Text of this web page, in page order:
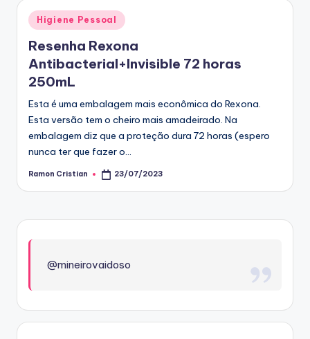
Posted
in
Higiene Pessoal
Resenha Rexona
Antibacterial+Invisible 72 horas
250mL
Esta é uma embalagem mais econômica do Rexona.
Esta versão tem o cheiro mais amadeirado. Na
embalagem diz que a proteção dura 72 horas (espero
nunca ter que fazer o…
Posted
Ramon Cristian 23/07/2023
@mineirovaidoso